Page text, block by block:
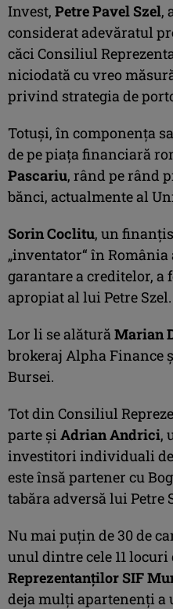
Invest, Petre Pavel Szel,
considerat adevăratul
căci Consiliul
niciodată cu vreo
privind strategia de
Totuşi, în componenţa
de pe piaţa financiară
Pascariu, rând pe rând
bănci, actualmente al
Sorin Coclitu, un
„inventator“ în
garantare a creditelor, a
apropiat al lui Petre Szel.
Lor li se alăturăMarian
brokeraj Alpha Finance
Bursei.
Tot din Consiliul
parte şiAdrian Andrici,
investitori individuali de
este însă partener cu
tabăra adversă lui Petre
Nu mai puţin de 30 de
unul dintre cele 11
Reprezentanţilor SIF
deja mulţi apartenenţi a